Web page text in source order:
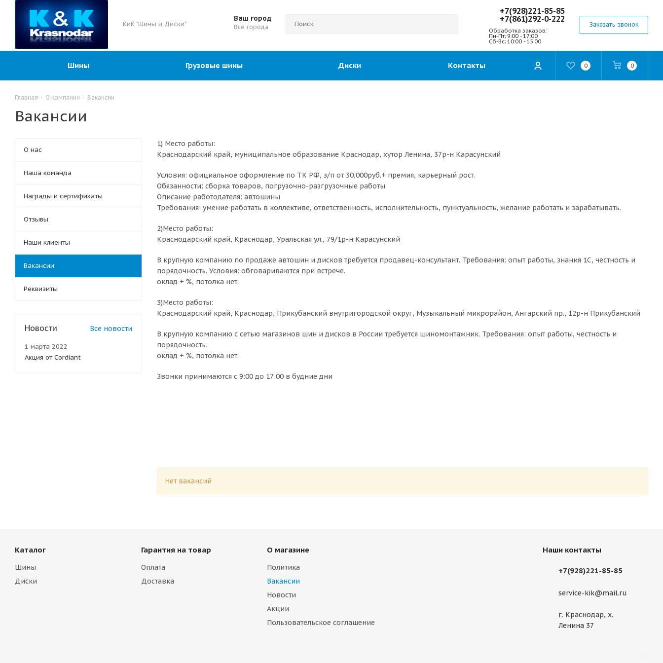
КиК "Шины и Диски"
Ваш город
Все города
+7(928)221-85-85
+7(861)292-0-222
Обработка заказов:
Пн-Пт; 9:00 - 17:00
Сб-Вс; 10:00 - 15:00
Заказать звонок
0 0
Шины Грузовые шины Диски Контакты
Главная - О компании - Вакансии
Вакансии
1) Место работы:
Краснодарский край, муниципальное образование Краснодар, хутор Ленина, 37р-н Карасунский
Условия: официальное оформление по ТК РФ, з/п от 30,000руб.+ премия, карьерный рост.
Обязанности: сборка товаров, погрузочно-разгрузочные работы.
Описание работодателя: автошины
Требования: умение работать в коллективе, ответственность, исполнительность, пунктуальность, желание работать и зарабатывать.
2)Место работы:
Краснодарский край, Краснодар, Уральская ул., 79/1р-н Карасунский
В крупную компанию по продаже автошин и дисков требуется продавец-консультант. Требования: опыт работы, знания 1С, честность и
порядочность. Условия: обговариваются при встрече.
оклад + %, потолка нет.
3)Место работы:
Краснодарский край, Краснодар, Прикубанский внутригородской округ, Музыкальный микрорайон, Ангарский пр., 12р-н Прикубанский
В крупную компанию с сетью магазинов шин и дисков в России требуется шиномонтажник. Требования: опыт работы, честность и
порядочность.
оклад + %, потолка нет.
Звонки принимаются с 9:00 до 17:00 в будние дни
Нет вакансий
О нас
Наша команда
Награды и сертификаты
Отзывы
Наши клиенты
Вакансии
Реквизиты
Новости Все новости
1 марта 2022
Акция от Cordiant
Каталог
Шины
Диски
Гарантия на товар
Оплата
Доставка
О магазине
Политика
Вакансии
Новости
Акции
Пользовательское соглашение
Наши контакты
+7(928)221-85-85
service-kik@mail.ru
г. Краснодар, х.
Ленина 37